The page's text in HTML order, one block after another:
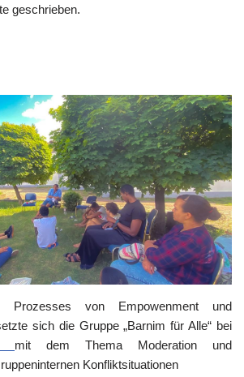
geschrieben.
von Empowenment und
sich die Gruppe „Barnim für Alle“ bei
mit dem Thema Moderation und
Konfliktsituationen